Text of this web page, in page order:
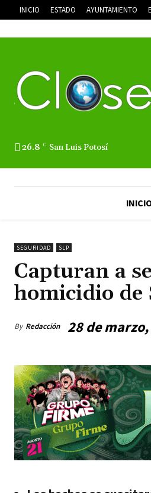
INICIO ESTADO AYUNTAMIENTO
26.8 C San Luis Potosí
SEGURIDAD SLP
Capturan a
homicidio de
By Redacción 28 de